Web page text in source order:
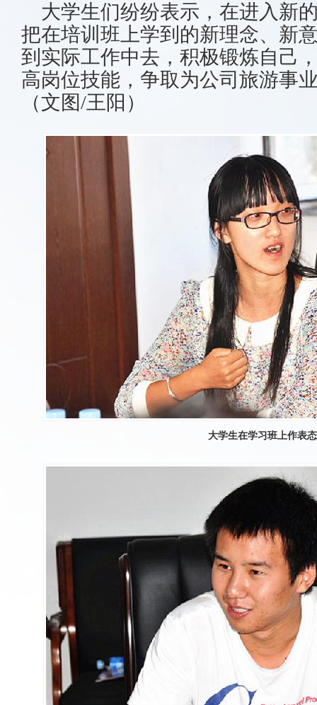
大学生们纷纷表示，在进入新
把在培训班上学到的新理念、新
到实际工作中去，积极锻炼自己
高岗位技能，争取为公司旅游事
（文图/王阳）
大学生在学习班上作表